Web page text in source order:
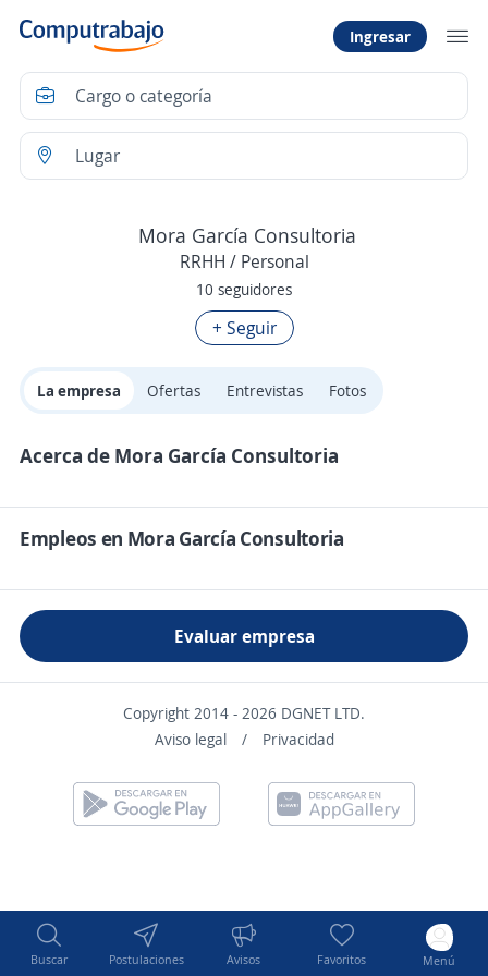
Ingresar
Buscar Postulaciones Avisos Favoritos Menú
Mora García Consultoria
RRHH / Personal
10 seguidores
+ Seguir
La empresa Ofertas Entrevistas Fotos
Acerca de Mora García Consultoria
Empleos en Mora García Consultoria
Evaluar empresa
Copyright 2014 - 2026 DGNET LTD.
Aviso legal
/ Privacidad